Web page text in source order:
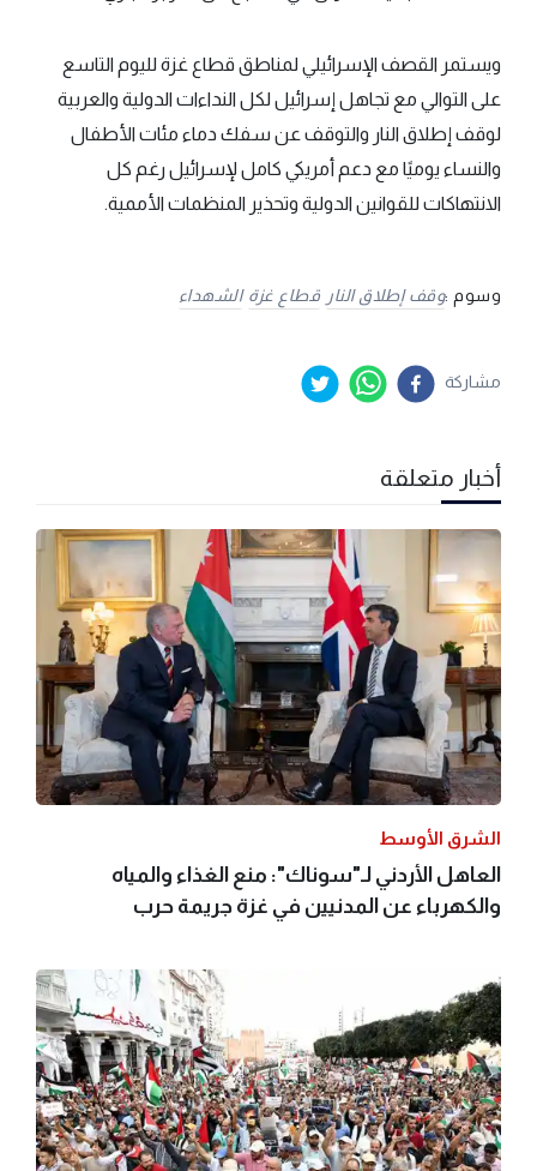
ويستمر القصف الإسرائيلي لمناطق قطاع غزة لليوم التاسع
على التوالي مع تجاهل إسرائيل لكل النداءات الدولية والعربية
لوقف إطلاق النار والتوقف عن سفك دماء مئات الأطفال
والنساء يوميًا مع دعم أمريكي كامل لإسرائيل رغم كل
الانتهاكات للقوانين الدولية وتحذير المنظمات الأممية.
وسوم :وقف إطلاق النار قطاع غزة الشهداء
مشاركة
أخبار متعلقة
الشرق الأوسط
العاهل الأردني لـ"سوناك": منع الغذاء والمياه
والكهرباء عن المدنيين في غزة جريمة حرب